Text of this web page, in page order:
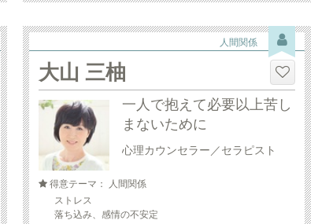
人間関係
大山 三柚
一人で抱えて必要以上苦し
まないために
心理カウンセラー／セラピスト
得意テーマ： 人間関係
ストレス
落ち込み、感情の不安定